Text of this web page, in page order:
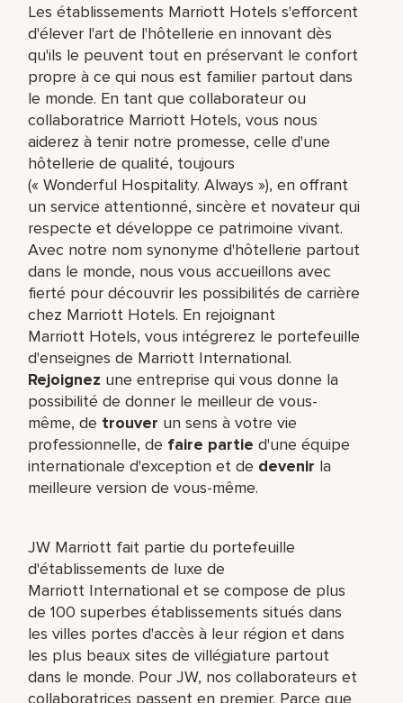
Les établissements Marriott Hotels s'efforcent
d'élever l'art de l'hôtellerie en innovant dès
qu'ils le peuvent tout en préservant le confort
propre à ce qui nous est familier partout dans
le monde. En tant que collaborateur ou
collaboratrice Marriott Hotels, vous nous
aiderez à tenir notre promesse, celle d'une
hôtellerie de qualité, toujours
(« Wonderful Hospitality. Always »), en offrant
un service attentionné, sincère et novateur qui
respecte et développe ce patrimoine vivant.
Avec notre nom synonyme d'hôtellerie partout
dans le monde, nous vous accueillons avec
fierté pour découvrir les possibilités de carrière
chez Marriott Hotels. En rejoignant
Marriott Hotels, vous intégrerez le portefeuille
d'enseignes de Marriott International.
Rejoignez une entreprise qui vous donne la
possibilité de donner le meilleur de vous-
même,​ de trouver un sens à votre vie
professionnelle, de faire partie d'une équipe
internationale​ d'exception et de devenir la
meilleure version de vous-même.
JW Marriott fait partie du portefeuille
d'établissements de luxe de
Marriott International et se compose de plus
de 100 superbes établissements situés dans
les villes portes d'accès à leur région et dans
les plus beaux sites de villégiature partout
dans le monde. Pour JW, nos collaborateurs et
collaboratrices passent en premier. Parce que